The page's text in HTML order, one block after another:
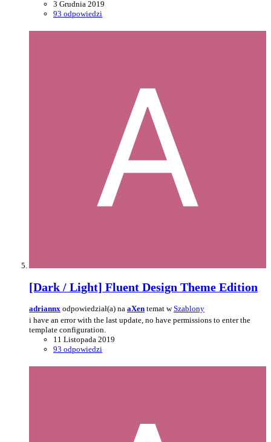
3 Grudnia 2019
93 odpowiedzi
[Dark / Light] Fluent Design Theme Edition
adriannx odpowiedział(a) na aXen temat wSzablony
i have an error with the last update, no have permissions to enter the
template configuration.
11 Listopada 2019
93 odpowiedzi